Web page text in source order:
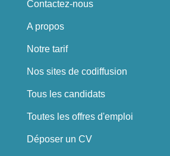
Contactez-nous
A propos
Notre tarif
Nos sites de codiffusion
Tous les candidats
Toutes les offres d'emploi
Déposer un CV